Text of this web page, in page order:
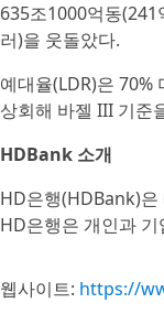
635조1000억동(241
러)을 웃돌았다.
예대율(LDR)은 70%
상회해 바젤 III 기준
HDBank 소개
HD은행(HDBank)은
HD은행은 개인과
웹사이트: https://